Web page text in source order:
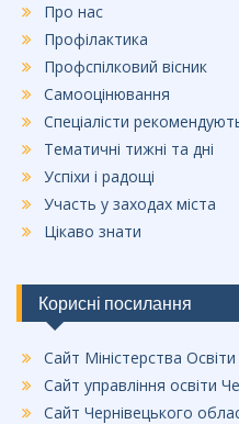
Про нас
Профілактика
Профспілковий вісник
Самооцінювання
Спеціалісти
Тематичні тижні та дні
Успіхи і радощі
Участь у заходах міста
Цікаво знати
Корисні посилання
Сайт Міністерства Освіти
Сайт управління освіти
Сайт Чернівецького